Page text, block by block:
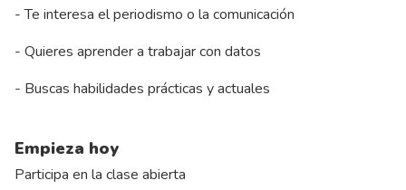
- Te interesa el periodismo o la comunicación
- Quieres aprender a trabajar con datos
- Buscas habilidades prácticas y actuales
Empieza hoy
Participa en la clase abierta